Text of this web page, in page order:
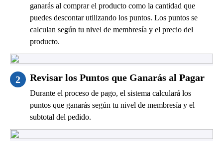
ganarás al comprar el producto como la cantidad que
puedes descontar utilizando los puntos. Los puntos se
calculan según tu nivel de membresía y el precio del
producto.
2 Revisar los Puntos que Ganarás al Pagar
Durante el proceso de pago, el sistema calculará los
puntos que ganarás según tu nivel de membresía y el
subtotal del pedido.